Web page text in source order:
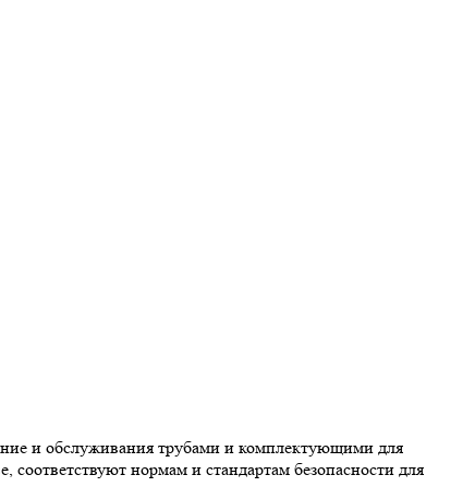
и обслуживания трубами и комплектующими для
нормам и стандартам безопасности для